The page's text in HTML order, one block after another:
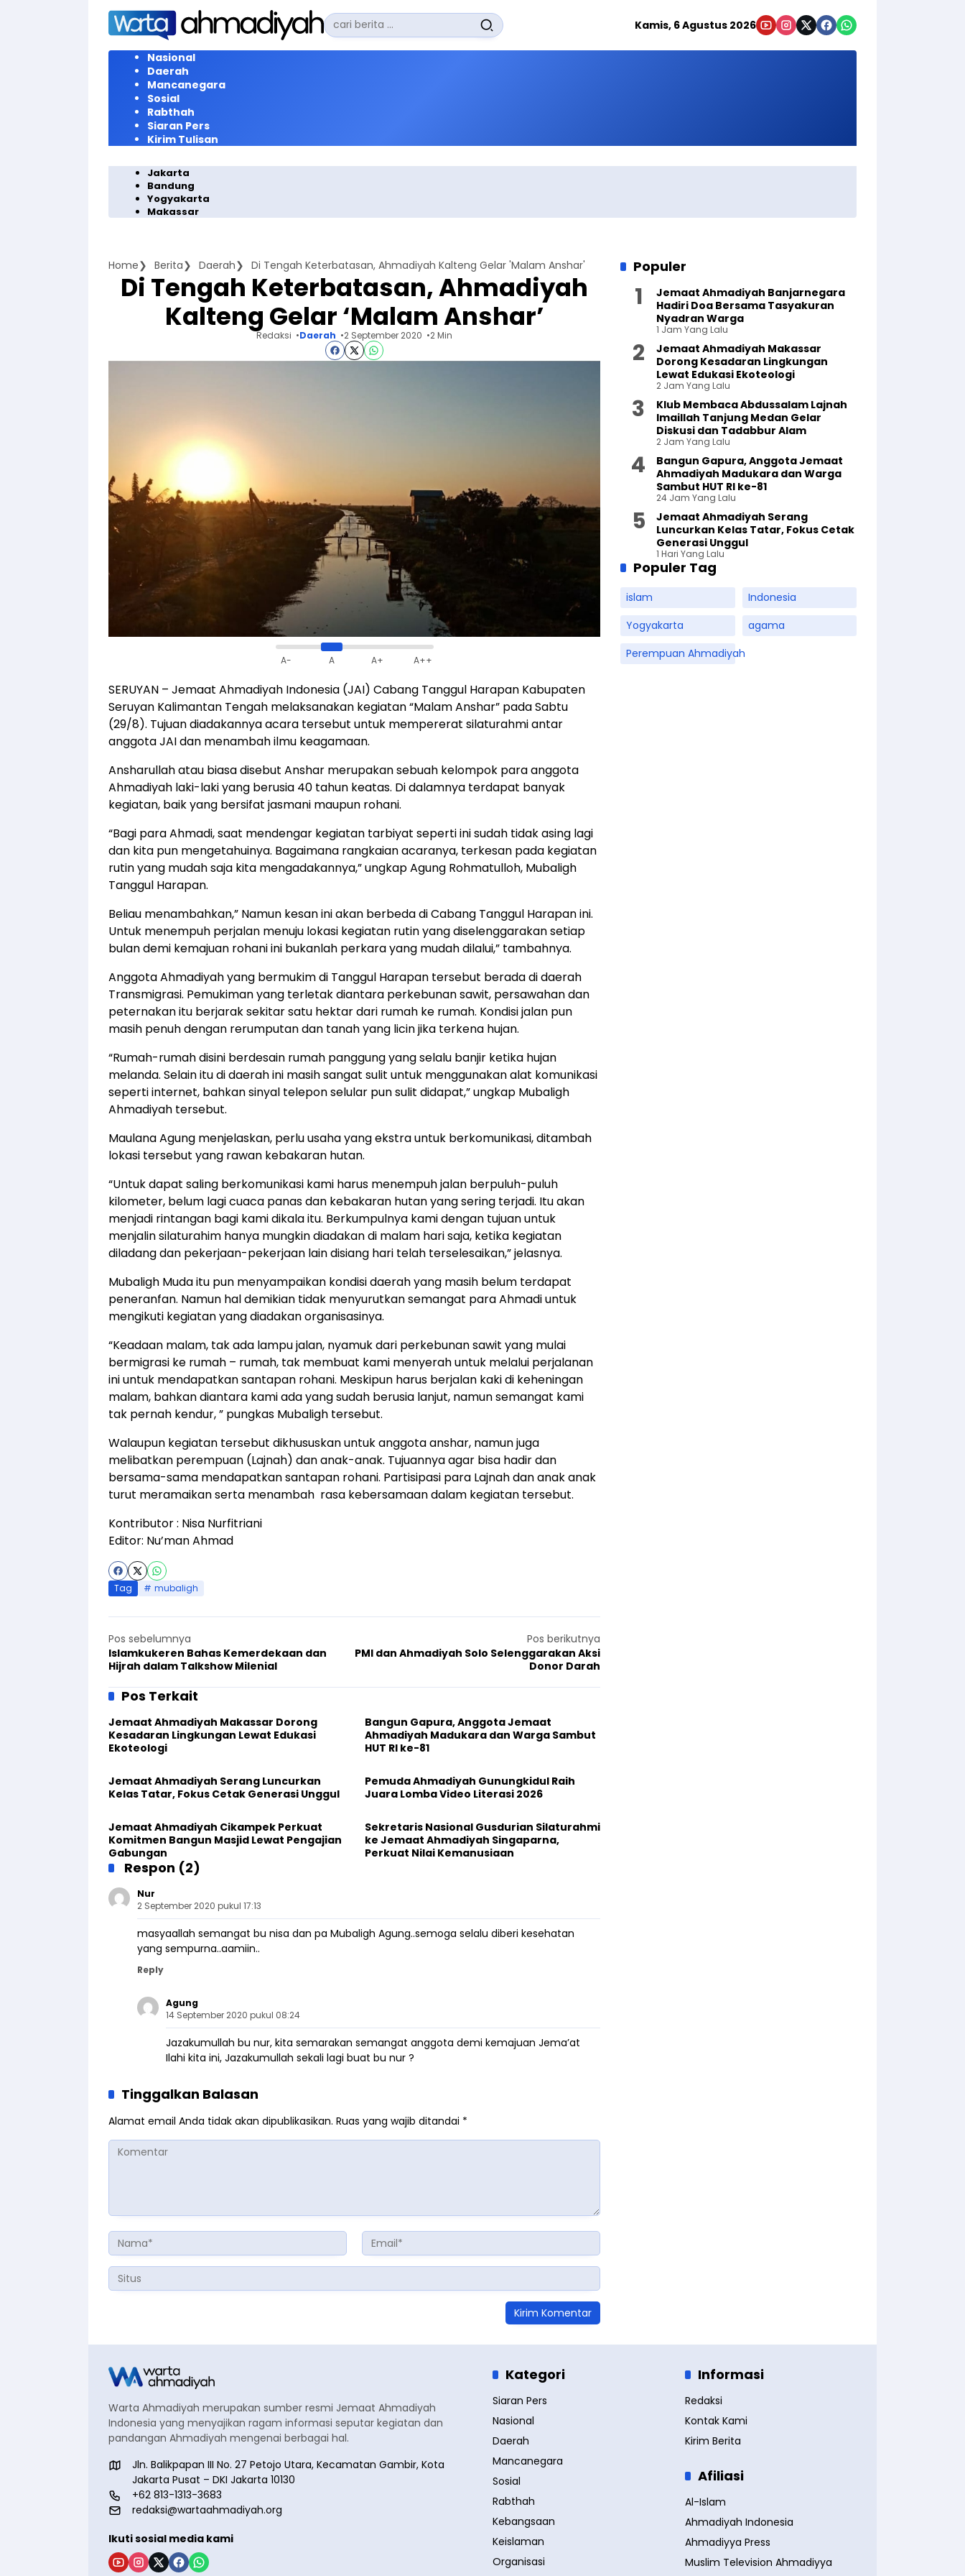
Langsung
konten
Pencarian
untuk:
Kamis, 6 Agustus 2026
Nasional
Daerah
Mancanegara
Sosial
Rabthah
Siaran Pers
Kirim Tulisan
Jakarta
Bandung
Yogyakarta
Makassar
Home Berita Daerah Di Tengah Keterbatasan, Ahmadiyah Kalteng Gelar 'Malam Anshar'
Di Tengah Keterbatasan, Ahmadiyah
Kalteng Gelar ‘Malam Anshar’
Redaksi Daerah 2 September 2020 2 Min
A- A A+ A++
SERUYAN – Jemaat Ahmadiyah Indonesia (JAI) Cabang Tanggul Harapan Kabupaten
Seruyan Kalimantan Tengah melaksanakan kegiatan “Malam Anshar” pada Sabtu
(29/8). Tujuan diadakannya acara tersebut untuk mempererat silaturahmi antar
anggota JAI dan menambah ilmu keagamaan.
Ansharullah atau biasa disebut Anshar merupakan sebuah kelompok para anggota
Ahmadiyah laki-laki yang berusia 40 tahun keatas. Di dalamnya terdapat banyak
kegiatan, baik yang bersifat jasmani maupun rohani.
“Bagi para Ahmadi, saat mendengar kegiatan tarbiyat seperti ini sudah tidak asing lagi
dan kita pun mengetahuinya. Bagaimana rangkaian acaranya, terkesan pada kegiatan
rutin yang mudah saja kita mengadakannya,” ungkap Agung Rohmatulloh, Mubaligh
Tanggul Harapan.
Beliau menambahkan,” Namun kesan ini akan berbeda di Cabang Tanggul Harapan ini.
Untuk menempuh perjalan menuju lokasi kegiatan rutin yang diselenggarakan setiap
bulan demi kemajuan rohani ini bukanlah perkara yang mudah dilalui,” tambahnya.
Anggota Ahmadiyah yang bermukim di Tanggul Harapan tersebut berada di daerah
Transmigrasi. Pemukiman yang terletak diantara perkebunan sawit, persawahan dan
peternakan itu berjarak sekitar satu hektar dari rumah ke rumah. Kondisi jalan pun
masih penuh dengan rerumputan dan tanah yang licin jika terkena hujan.
“Rumah-rumah disini berdesain rumah panggung yang selalu banjir ketika hujan
melanda. Selain itu di daerah ini masih sangat sulit untuk menggunakan alat komunikasi
seperti internet, bahkan sinyal telepon selular pun sulit didapat,” ungkap Mubaligh
Ahmadiyah tersebut.
Maulana Agung menjelaskan, perlu usaha yang ekstra untuk berkomunikasi, ditambah
lokasi tersebut yang rawan kebakaran hutan.
“Untuk dapat saling berkomunikasi kami harus menempuh jalan berpuluh-puluh
kilometer, belum lagi cuaca panas dan kebakaran hutan yang sering terjadi. Itu akan
menjadi rintangan bagi kami dikala itu. Berkumpulnya kami dengan tujuan untuk
menjalin silaturahim hanya mungkin diadakan di malam hari saja, ketika kegiatan
diladang dan pekerjaan-pekerjaan lain disiang hari telah terselesaikan,” jelasnya.
Mubaligh Muda itu pun menyampaikan kondisi daerah yang masih belum terdapat
peneranfan. Namun hal demikian tidak menyurutkan semangat para Ahmadi untuk
mengikuti kegiatan yang diadakan organisasinya.
“Keadaan malam, tak ada lampu jalan, nyamuk dari perkebunan sawit yang mulai
bermigrasi ke rumah – rumah, tak membuat kami menyerah untuk melalui perjalanan
ini untuk mendapatkan santapan rohani. Meskipun harus berjalan kaki di keheningan
malam, bahkan diantara kami ada yang sudah berusia lanjut, namun semangat kami
tak pernah kendur, ” pungkas Mubaligh tersebut.
Walaupun kegiatan tersebut dikhususkan untuk anggota anshar, namun juga
melibatkan perempuan (Lajnah) dan anak-anak. Tujuannya agar bisa hadir dan
bersama-sama mendapatkan santapan rohani. Partisipasi para Lajnah dan anak anak
turut meramaikan serta menambah rasa kebersamaan dalam kegiatan tersebut.
Kontributor : Nisa Nurfitriani
Editor: Nu’man Ahmad
Tag mubaligh
Pos sebelumnya
Islamkukeren Bahas Kemerdekaan dan
Hijrah dalam Talkshow Milenial
Pos berikutnya
PMI dan Ahmadiyah Solo Selenggarakan Aksi
Donor Darah
Pos Terkait
Jemaat Ahmadiyah Makassar Dorong
Kesadaran Lingkungan Lewat Edukasi
Ekoteologi
Bangun Gapura, Anggota Jemaat
Ahmadiyah Madukara dan Warga Sambut
HUT RI ke-81
Jemaat Ahmadiyah Serang Luncurkan
Kelas Tatar, Fokus Cetak Generasi Unggul
Pemuda Ahmadiyah Gunungkidul Raih
Juara Lomba Video Literasi 2026
Jemaat Ahmadiyah Cikampek Perkuat
Komitmen Bangun Masjid Lewat Pengajian
Gabungan
Sekretaris Nasional Gusdurian Silaturahmi
ke Jemaat Ahmadiyah Singaparna,
Perkuat Nilai Kemanusiaan
Respon (2)
Nur
2 September 2020 pukul 17:13
masyaallah semangat bu nisa dan pa Mubaligh Agung..semoga selalu diberi kesehatan
yang sempurna..aamiin..
Reply
Agung
14 September 2020 pukul 08:24
Jazakumullah bu nur, kita semarakan semangat anggota demi kemajuan Jema’at
Ilahi kita ini, Jazakumullah sekali lagi buat bu nur ?
Tinggalkan Balasan
Alamat email Anda tidak akan dipublikasikan. Ruas yang wajib ditandai *
Populer
Jemaat Ahmadiyah Banjarnegara
Hadiri Doa Bersama Tasyakuran
Nyadran Warga
1 Jam Yang Lalu
Jemaat Ahmadiyah Makassar
Dorong Kesadaran Lingkungan
Lewat Edukasi Ekoteologi
2 Jam Yang Lalu
Klub Membaca Abdussalam Lajnah
Imaillah Tanjung Medan Gelar
Diskusi dan Tadabbur Alam
2 Jam Yang Lalu
Bangun Gapura, Anggota Jemaat
Ahmadiyah Madukara dan Warga
Sambut HUT RI ke-81
24 Jam Yang Lalu
Jemaat Ahmadiyah Serang
Luncurkan Kelas Tatar, Fokus Cetak
Generasi Unggul
1 Hari Yang Lalu
Populer Tag
islam
Indonesia
Yogyakarta
agama
Perempuan Ahmadiyah
Warta Ahmadiyah merupakan sumber resmi Jemaat Ahmadiyah
Indonesia yang menyajikan ragam informasi seputar kegiatan dan
pandangan Ahmadiyah mengenai berbagai hal.
Jln. Balikpapan III No. 27 Petojo Utara, Kecamatan Gambir, Kota
Jakarta Pusat – DKI Jakarta 10130
+62 813-1313-3683
redaksi@wartaahmadiyah.org
Ikuti sosial media kami
Kategori
Siaran Pers
Nasional
Daerah
Mancanegara
Sosial
Rabthah
Kebangsaan
Keislaman
Organisasi
Informasi
Redaksi
Kontak Kami
Kirim Berita
Afiliasi
Al-Islam
Ahmadiyah Indonesia
Ahmadiyya Press
Muslim Television Ahmadiyya